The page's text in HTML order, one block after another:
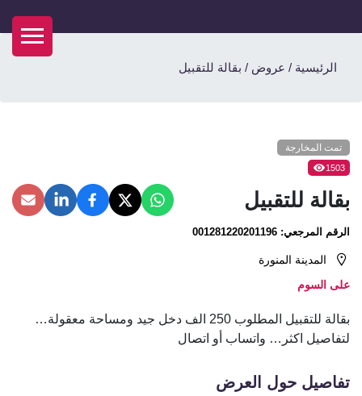
الرئيسية / عروض / بقالة للتقبيل
تمت المخارجة
1503
بقالة للتقبيل
الرقم المرجعي:
المدينة المنورة
على السوم
بقالة للتقبيل المطلوب 250 الف دخل جيد ومساحة معقولة…
لتفاصيل اكثر… واتساب أو اتصال
تفاصيل حول العرض